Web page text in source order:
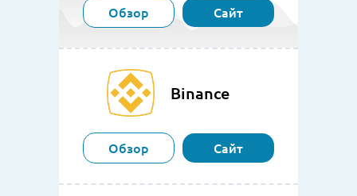
Обзор Сайт
Binance
Обзор Сайт